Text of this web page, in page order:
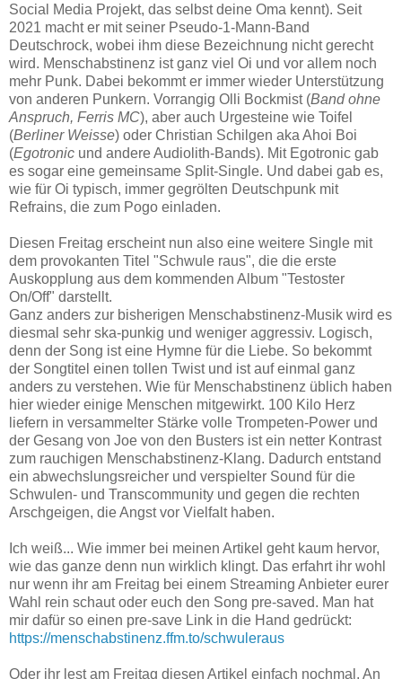
Social Media Projekt, das selbst deine Oma kennt). Seit
2021 macht er mit seiner Pseudo-1-Mann-Band
Deutschrock, wobei ihm diese Bezeichnung nicht gerecht
wird. Menschabstinenz ist ganz viel Oi und vor allem noch
mehr Punk. Dabei bekommt er immer wieder Unterstützung
von anderen Punkern. Vorrangig Olli Bockmist (Band ohne
Anspruch, Ferris MC), aber auch Urgesteine wie Toifel
(Berliner Weisse) oder Christian Schilgen aka Ahoi Boi
(Egotronic und andere Audiolith-Bands). Mit Egotronic gab
es sogar eine gemeinsame Split-Single. Und dabei gab es,
wie für Oi typisch, immer gegrölten Deutschpunk mit
Refrains, die zum Pogo einladen.
Diesen Freitag erscheint nun also eine weitere Single mit
dem provokanten Titel "Schwule raus", die die erste
Auskopplung aus dem kommenden Album "Testoster
On/Off" darstellt.
Ganz anders zur bisherigen Menschabstinenz-Musik wird es
diesmal sehr ska-punkig und weniger aggressiv. Logisch,
denn der Song ist eine Hymne für die Liebe. So bekommt
der Songtitel einen tollen Twist und ist auf einmal ganz
anders zu verstehen. Wie für Menschabstinenz üblich haben
hier wieder einige Menschen mitgewirkt. 100 Kilo Herz
liefern in versammelter Stärke volle Trompeten-Power und
der Gesang von Joe von den Busters ist ein netter Kontrast
zum rauchigen Menschabstinenz-Klang. Dadurch entstand
ein abwechslungsreicher und verspielter Sound für die
Schwulen- und Transcommunity und gegen die rechten
Arschgeigen, die Angst vor Vielfalt haben.
Ich weiß... Wie immer bei meinen Artikel geht kaum hervor,
wie das ganze denn nun wirklich klingt. Das erfahrt ihr wohl
nur wenn ihr am Freitag bei einem Streaming Anbieter eurer
Wahl rein schaut oder euch den Song pre-saved. Man hat
mir dafür so einen pre-save Link in die Hand gedrückt:
https://menschabstinenz.ffm.to/schwuleraus
Oder ihr lest am Freitag diesen Artikel einfach nochmal. An